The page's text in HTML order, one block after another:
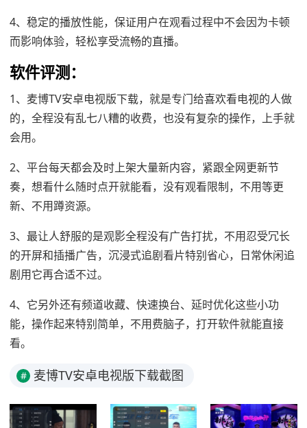
4、稳定的播放性能，保证用户在观看过程中不会因为卡顿
而影响体验，轻松享受流畅的直播。
软件评测：
1、麦博TV安卓电视版下载，就是专门给喜欢看电视的人做
的，全程没有乱七八糟的收费，也没有复杂的操作，上手就
会用。
2、平台每天都会及时上架大量新内容，紧跟全网更新节
奏，想看什么随时点开就能看，没有观看限制，不用等更
新、不用蹲资源。
3、最让人舒服的是观影全程没有广告打扰，不用忍受冗长
的开屏和插播广告，沉浸式追剧看片特别省心，日常休闲追
剧用它再合适不过。
4、它另外还有频道收藏、快速换台、延时优化这些小功
能，操作起来特别简单，不用费脑子，打开软件就能直接
看。
# 麦博TV安卓电视版下载截图